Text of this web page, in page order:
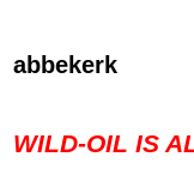
abbekerk
WILD-OIL IS